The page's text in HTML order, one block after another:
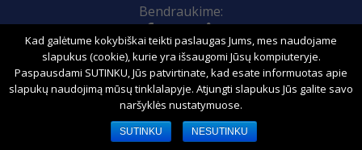
Bendraukime:
Svetainės žemėlapis
Kad galėtume kokybiškai teikti paslaugas Jums, mes naudojame
slapukus (cookie), kurie yra išsaugomi Jūsų kompiuteryje.
Paspausdami SUTINKU, Jūs patvirtinate, kad esate informuotas apie
slapukų naudojimą mūsų tinklalapyje. Atjungti slapukus Jūs galite savo
naršyklės nustatymuose.
SUTINKU NESUTINKU